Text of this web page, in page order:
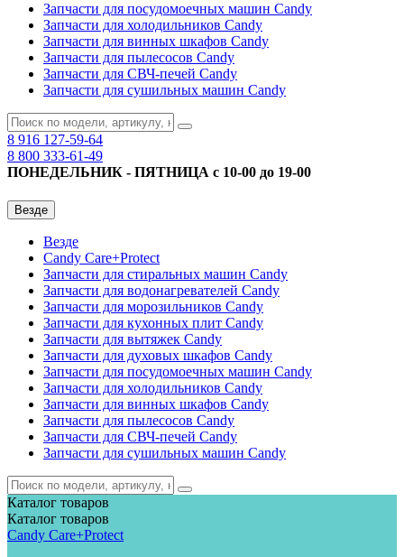
Запчасти для посудомоечных машин Candy
Запчасти для холодильников Candy
Запчасти для винных шкафов Candy
Запчасти для пылесосов Candy
Запчасти для СВЧ-печей Candy
Запчасти для сушильных машин Candy
8 916 127-59-64
8 800 333-61-49
ПОНЕДЕЛЬНИК - ПЯТНИЦА с 10-00 до 19-00
Везде
Везде
Candy Care+Protect
Запчасти для стиральных машин Candy
Запчасти для водонагревателей Candy
Запчасти для морозильников Candy
Запчасти для кухонных плит Candy
Запчасти для вытяжек Candy
Запчасти для духовых шкафов Candy
Запчасти для посудомоечных машин Candy
Запчасти для холодильников Candy
Запчасти для винных шкафов Candy
Запчасти для пылесосов Candy
Запчасти для СВЧ-печей Candy
Запчасти для сушильных машин Candy
Каталог товаров
Каталог товаров
Candy Care+Protect